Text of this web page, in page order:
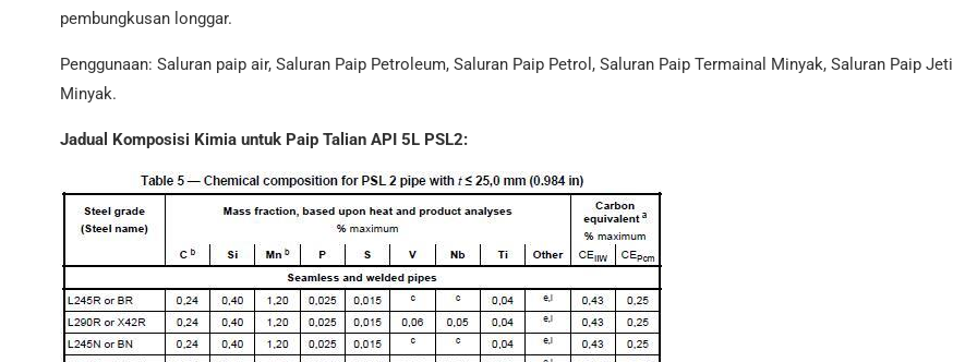
pembungkusan longgar.
Penggunaan: Saluran paip air, Saluran Paip Petroleum, Saluran Paip Petrol, Saluran Paip Termainal Minyak, Saluran Paip Jeti
Minyak.
Jadual Komposisi Kimia untuk Paip Talian API 5L PSL2: